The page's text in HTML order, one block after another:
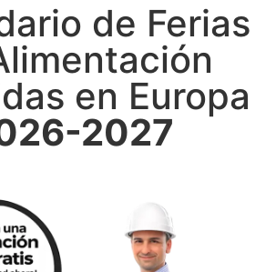
de Ferias
en Europa
2027